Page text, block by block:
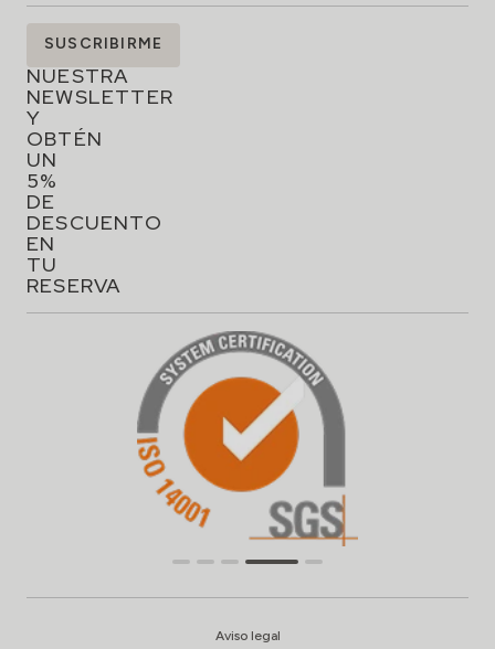
SUSCRÍBETE
NUESTRA
NEWSLETTER
Y
OBTÉN
UN
5%
DE
DESCUENTO
EN
TU
RESERVA
SUSCRIBIRME
Aviso legal